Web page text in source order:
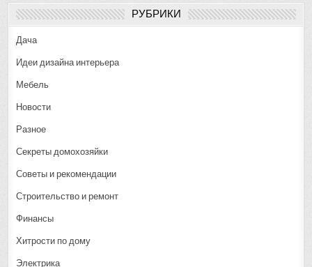
РУБРИКИ
Дача
Идеи дизайна интерьера
Мебель
Новости
Разное
Секреты домохозяйки
Советы и рекомендации
Строительство и ремонт
Финансы
Хитрости по дому
Электрика